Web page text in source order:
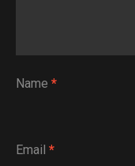
Name *
Email *